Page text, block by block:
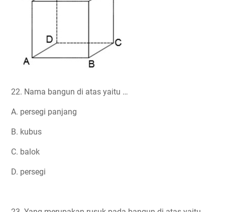
22. Nama bangun di atas yaitu …
A. persegi panjang
B. kubus
C. balok
D. persegi